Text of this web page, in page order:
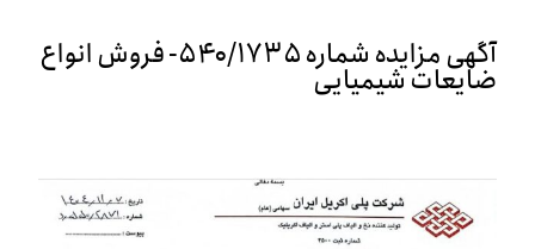
آگهی مزایده شماره ۵۴۰/۱۷۳۵- فروش انواع
ضایعات شیمیایی